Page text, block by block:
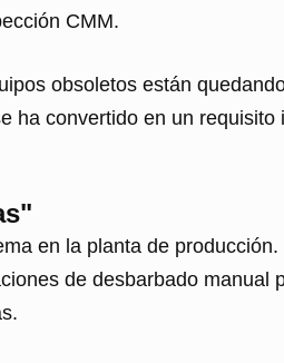
CMM.
obsoletos están
ha convertido en un requisito
en la planta de
de desbarbado manual